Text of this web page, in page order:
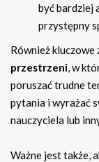
być bardziej
przystępny
Również kluczowe
przestrzeni, w
poruszać trudne
pytania i wyrażać
nauczyciela lub
Ważne jest także,